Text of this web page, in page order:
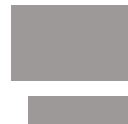
শান্ত-মুমিনুলদের ব্যাটে
প্রচার বিমুখ এক ক্রীড়া